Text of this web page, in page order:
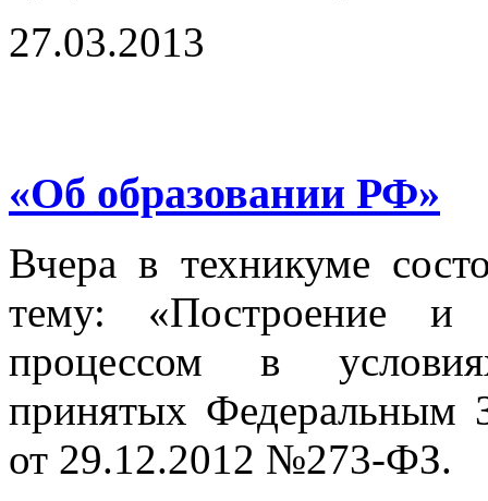
27.03.2013
«Об образовании РФ»
Вчера в техникуме
тему: «Построение и
процессом в
принятых Федеральным
от 29.12.2012 №273-ФЗ.